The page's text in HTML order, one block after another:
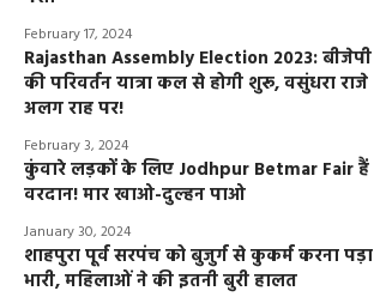
February 17, 2024
Rajasthan Assembly Election 2023: बीजेपी
की परिवर्तन यात्रा कल से होगी शुरू, वसुंधरा राजे
अलग राह पर!
February 3, 2024
कुंवारे लड़कों के लिए Jodhpur Betmar Fair हैं
वरदान! मार खाओ-दुल्हन पाओ
January 30, 2024
शाहपुरा पूर्व सरपंच को बुजुर्ग से कुकर्म करना पड़ा
भारी, महिलाओं ने की इतनी बुरी हालत